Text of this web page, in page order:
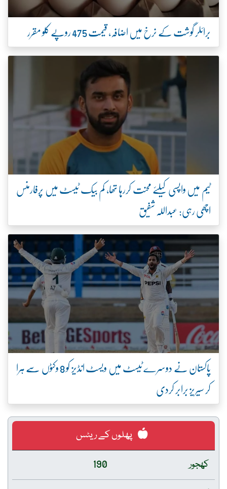
برائلر گوشت کے نرخ میں اضافہ، قیمت 475 روپے کلو مقرر
ٹیم میں واپسی کیلئے محنت کررہا تھا، کم بیک ٹیسٹ میں پرفارمنس
اچھی رہی: عبداللہ شفیق
پاکستان نے دوسرے ٹیسٹ میں ویسٹ انڈیز کو 8 وکٹوں سے ہرا
کر سیریز برابر کردی
پھلوں کے ریٹس
کھجور
190